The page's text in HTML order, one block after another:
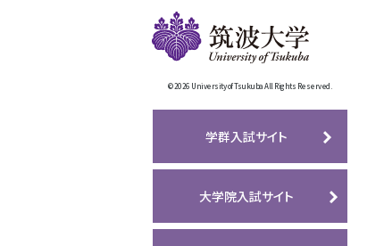
©2026 University of Tsukuba All Rights Reserved.
学群入試サイト
大学院入試サイト